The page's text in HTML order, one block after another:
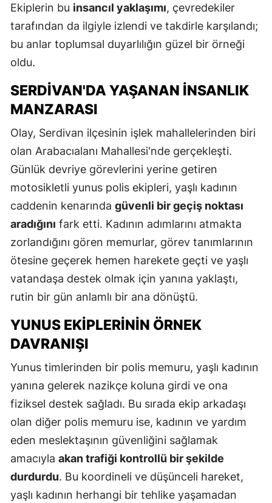
Ekiplerin bu insancıl yaklaşımı, çevredekiler
tarafından da ilgiyle izlendi ve takdirle karşılandı;
bu anlar toplumsal duyarlılığın güzel bir örneği
oldu.
SERDIVAN'DA YAŞANAN İNSANLIK
MANZARASI
Olay, Serdivan ilçesinin işlek mahallelerinden biri
olan Arabacıalanı Mahallesi'nde gerçekleşti.
Günlük devriye görevlerini yerine getiren
motosikletli yunus polis ekipleri, yaşlı kadının
caddenin kenarında güvenli bir geçiş noktası
aradığını fark etti. Kadının adımlarını atmakta
zorlandığını gören memurlar, görev tanımlarının
ötesine geçerek hemen harekete geçti ve yaşlı
vatandaşa destek olmak için yanına yaklaştı,
rutin bir gün anlamlı bir ana dönüştü.
YUNUS EKIPLERININ ÖRNEK
DAVRANIŞI
Yunus timlerinden bir polis memuru, yaşlı kadının
yanına gelerek nazikçe koluna girdi ve ona
fiziksel destek sağladı. Bu sırada ekip arkadaşı
olan diğer polis memuru ise, kadının ve yardım
eden meslektaşının güvenliğini sağlamak
amacıyla akan trafiği kontrollü bir şekilde
durdurdu. Bu koordineli ve düşünceli hareket,
yaşlı kadının herhangi bir tehlike yaşamadan